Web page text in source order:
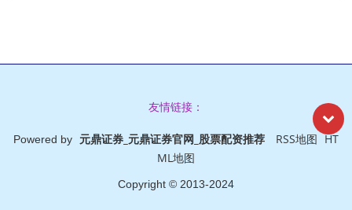
友情链接：
Powered by 元鼎证券_元鼎证券官网_股票配资推荐 RSS地图 HT
ML地图
Copyright © 2013-2024